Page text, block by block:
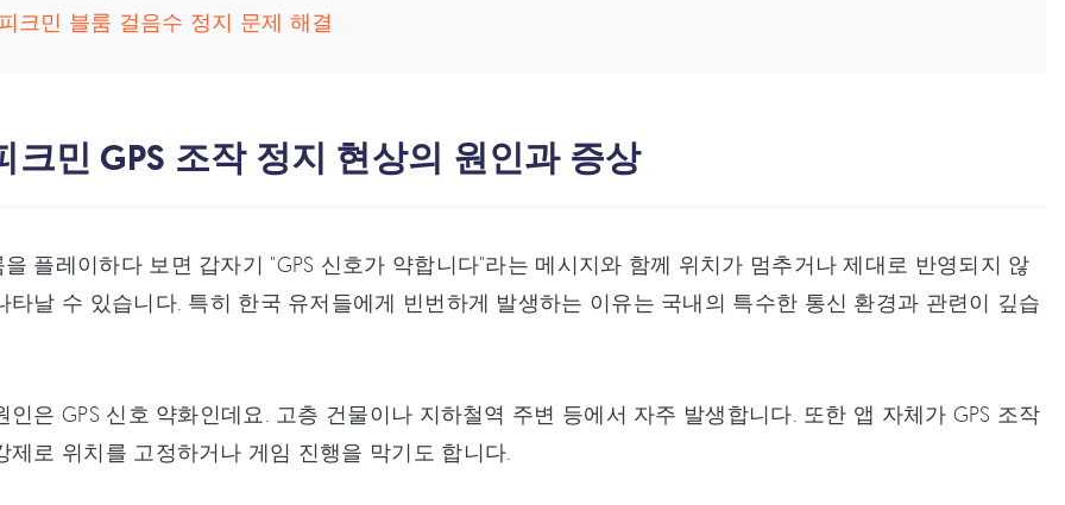
크민 블룸 걸음수 정지 문제 해결
크민 GPS 조작 정지 현상의 원인과 증상
플레이하다 보면 갑자기 "GPS 신호가 약합니다"라는 메시지와 함께 위치가 멈추거나 제대로 반영되지 않
타날 수 있습니다. 특히 한국 유저들에게 빈번하게 발생하는 이유는 국내의 특수한 통신 환경과 관련이 깊습
인은 GPS 신호 약화인데요. 고층 건물이나 지하철역 주변 등에서 자주 발생합니다. 또한 앱 자체가 GPS 조작
제로 위치를 고정하거나 게임 진행을 막기도 합니다.